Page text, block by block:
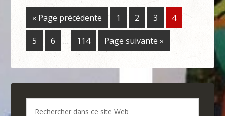
« Page précédente 1 2 3 4
5 6 … 114 Page suivante »